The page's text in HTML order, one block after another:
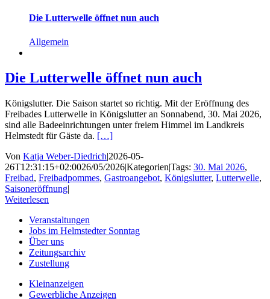
Die Lutterwelle öffnet nun auch
Allgemein
Die Lutterwelle öffnet nun auch
Königslutter. Die Saison startet so richtig. Mit der Eröffnung des
Freibades Lutterwelle in Königslutter an Sonnabend, 30. Mai 2026,
sind alle Badeeinrichtungen unter freiem Himmel im Landkreis
Helmstedt für Gäste da. […]
Von Katja Weber-Diedrich|2026-05-
26T12:31:15+02:0026/05/2026|Kategorien|Tags: 30. Mai 2026,
Freibad, Freibadpommes, Gastroangebot, Königslutter, Lutterwelle,
Saisoneröffnung|
Weiterlesen
Veranstaltungen
Jobs im Helmstedter Sonntag
Über uns
Zeitungsarchiv
Zustellung
Kleinanzeigen
Gewerbliche Anzeigen